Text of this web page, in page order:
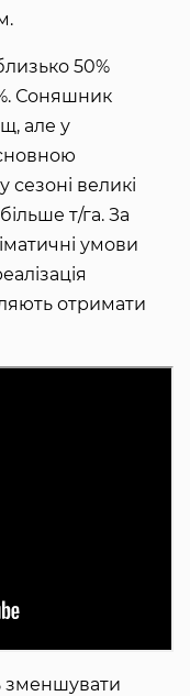
50%
Соняшник
але у
сезоні великі
т/га. За
умови
отримати
зменшувати